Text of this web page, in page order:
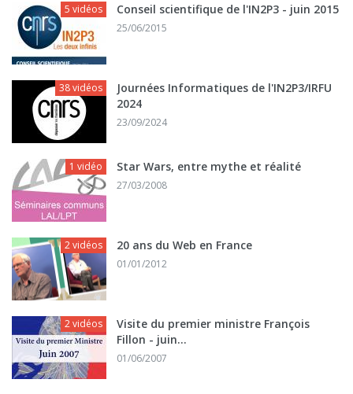
5 vidéos Conseil scientifique de l'IN2P3 - juin 2015
25/06/2015
38 vidéos
Journées Informatiques de l'IN2P3/IRFU
2024
23/09/2024
1 vidéo Star Wars, entre mythe et réalité
27/03/2008
2 vidéos 20 ans du Web en France
01/01/2012
2 vidéos
Visite du premier ministre François
Fillon - juin...
01/06/2007